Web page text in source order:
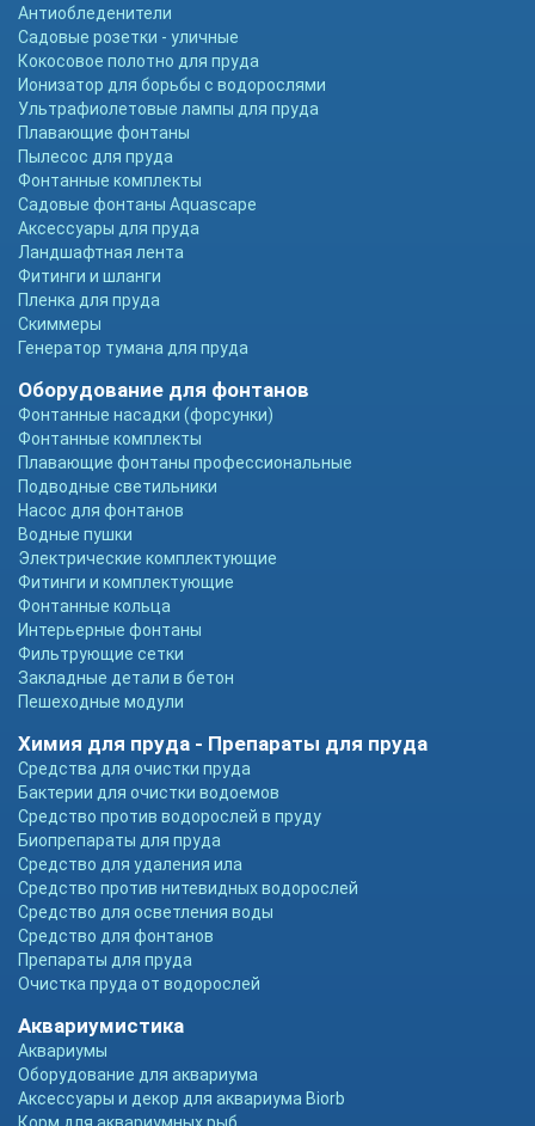
Антиобледенители
Садовые розетки - уличные
Кокосовое полотно для пруда
Ионизатор для борьбы с водорослями
Ультрафиолетовые лампы для пруда
Плавающие фонтаны
Пылесос для пруда
Фонтанные комплекты
Садовые фонтаны Aquascape
Аксессуары для пруда
Ландшафтная лента
Фитинги и шланги
Пленка для пруда
Скиммеры
Генератор тумана для пруда
Оборудование для фонтанов
Фонтанные насадки (форсунки)
Фонтанные комплекты
Плавающие фонтаны профессиональные
Подводные светильники
Насос для фонтанов
Водные пушки
Электрические комплектующие
Фитинги и комплектующие
Фонтанные кольца
Интерьерные фонтаны
Фильтрующие сетки
Закладные детали в бетон
Пешеходные модули
Химия для пруда - Препараты для пруда
Средства для очистки пруда
Бактерии для очистки водоемов
Средство против водорослей в пруду
Биопрепараты для пруда
Средство для удаления ила
Средство против нитевидных водорослей
Средство для осветления воды
Средство для фонтанов
Препараты для пруда
Очистка пруда от водорослей
Аквариумистика
Аквариумы
Оборудование для аквариума
Аксессуары и декор для аквариума Biorb